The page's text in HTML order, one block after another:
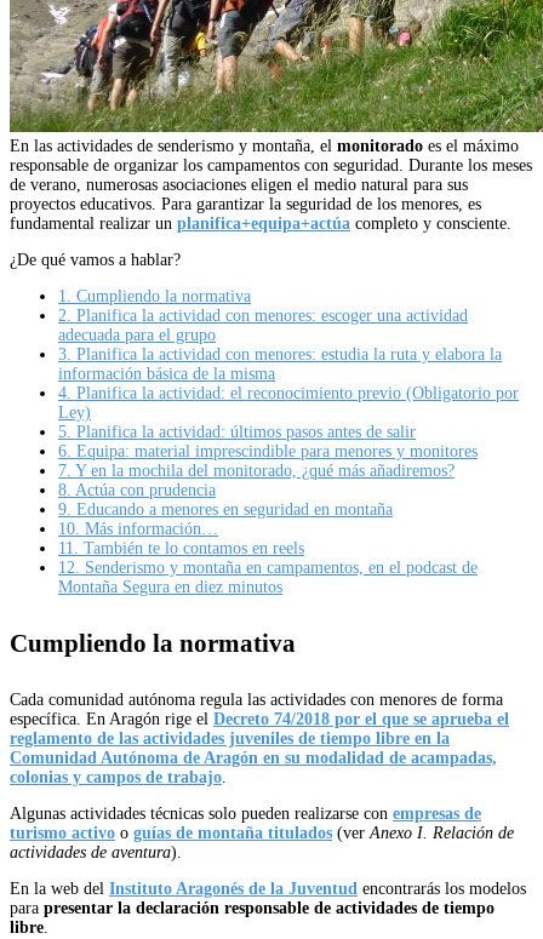
En las actividades de senderismo y montaña, el monitorado es el máximo
responsable de organizar los campamentos con seguridad. Durante los meses
de verano, numerosas asociaciones eligen el medio natural para sus
proyectos educativos. Para garantizar la seguridad de los menores, es
fundamental realizar un planifica+equipa+actúa completo y consciente.
¿De qué vamos a hablar?
1. Cumpliendo la normativa
2. Planifica la actividad con menores: escoger una actividad
adecuada para el grupo
3. Planifica la actividad con menores: estudia la ruta y elabora la
información básica de la misma
4. Planifica la actividad: el reconocimiento previo (Obligatorio por
Ley)
5. Planifica la actividad: últimos pasos antes de salir
6. Equipa: material imprescindible para menores y monitores
7. Y en la mochila del monitorado, ¿qué más añadiremos?
8. Actúa con prudencia
9. Educando a menores en seguridad en montaña
10. Más información…
11. También te lo contamos en reels
12. Senderismo y montaña en campamentos, en el podcast de
Montaña Segura en diez minutos
Cumpliendo la normativa
Cada comunidad autónoma regula las actividades con menores de forma
específica. En Aragón rige el Decreto 74/2018 por el que se aprueba el
reglamento de las actividades juveniles de tiempo libre en la
Comunidad Autónoma de Aragón en su modalidad de acampadas,
colonias y campos de trabajo.
Algunas actividades técnicas solo pueden realizarse con empresas de
turismo activo o guías de montaña titulados (verAnexo I. Relación de
actividades de aventura).
En la web del Instituto Aragonés de la Juventud encontrarás los modelos
para presentar la declaración responsable de actividades de tiempo
libre.